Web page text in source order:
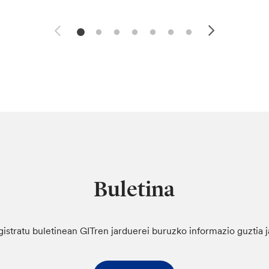
Buletina
buletinean GITren jarduerei buruzko informazio guztia